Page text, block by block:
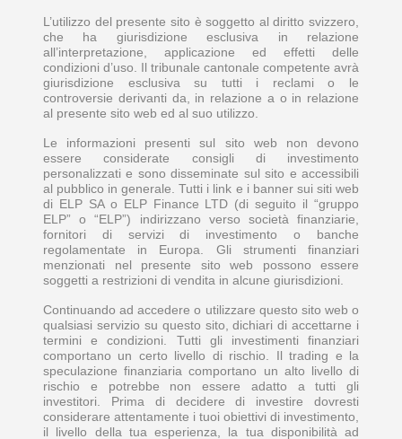
L’utilizzo del presente sito è soggetto al diritto svizzero,
che ha giurisdizione esclusiva in relazione
all’interpretazione, applicazione ed effetti delle
condizioni d’uso. Il tribunale cantonale competente avrà
giurisdizione esclusiva su tutti i reclami o le
controversie derivanti da, in relazione a o in relazione
al presente sito web ed al suo utilizzo.
Le informazioni presenti sul sito web non devono
essere considerate consigli di investimento
personalizzati e sono disseminate sul sito e accessibili
al pubblico in generale. Tutti i link e i banner sui siti web
di ELP SA o ELP Finance LTD (di seguito il “gruppo
ELP” o “ELP”) indirizzano verso società finanziarie,
fornitori di servizi di investimento o banche
regolamentate in Europa. Gli strumenti finanziari
menzionati nel presente sito web possono essere
soggetti a restrizioni di vendita in alcune giurisdizioni.
Continuando ad accedere o utilizzare questo sito web o
qualsiasi servizio su questo sito, dichiari di accettarne i
termini e condizioni. Tutti gli investimenti finanziari
comportano un certo livello di rischio. Il trading e la
speculazione finanziaria comportano un alto livello di
rischio e potrebbe non essere adatto a tutti gli
investitori. Prima di decidere di investire dovresti
considerare attentamente i tuoi obiettivi di investimento,
il livello della tua esperienza, la tua disponibilità ad